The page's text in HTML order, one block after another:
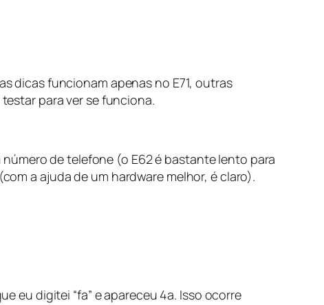
dicas funcionam apenas no E71, outras
para ver se funciona.
de telefone (o E62 é bastante lento para
a ajuda de um hardware melhor, é claro).
eu digitei “fa” e apareceu 4a. Isso ocorre